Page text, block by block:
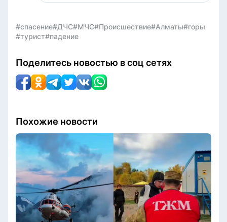
#спасение#ДЧС#МЧС#Происшествие#Алматы#горы
#турист#падение
Поделитесь новостью в соц сетях
Похожие новости